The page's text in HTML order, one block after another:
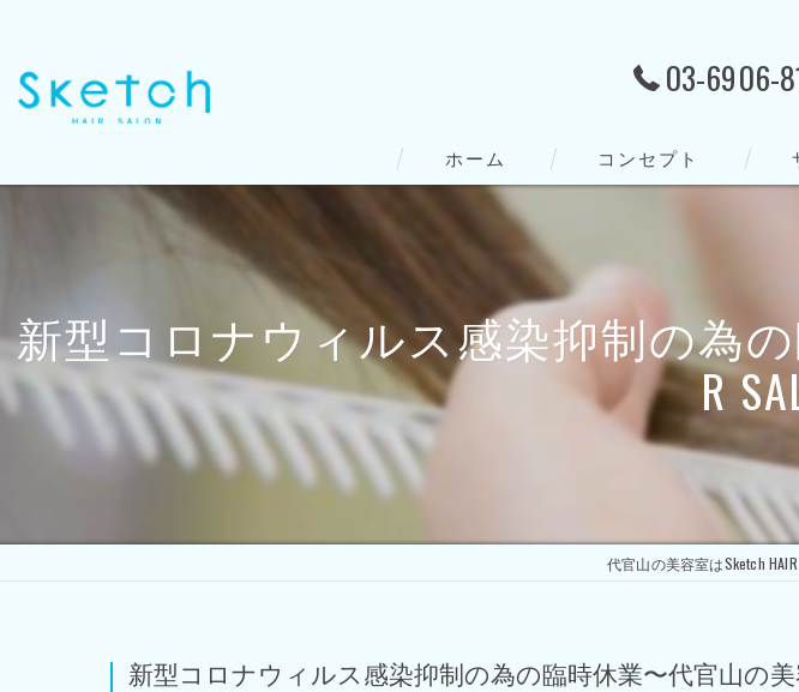
03-6906-
ホーム コンセプト
新型コロナウィルス感染抑制の為
R
代官山の美容室はSketch HAIR
新型コロナウィルス感染抑制の為の臨時休業〜代官山の美容